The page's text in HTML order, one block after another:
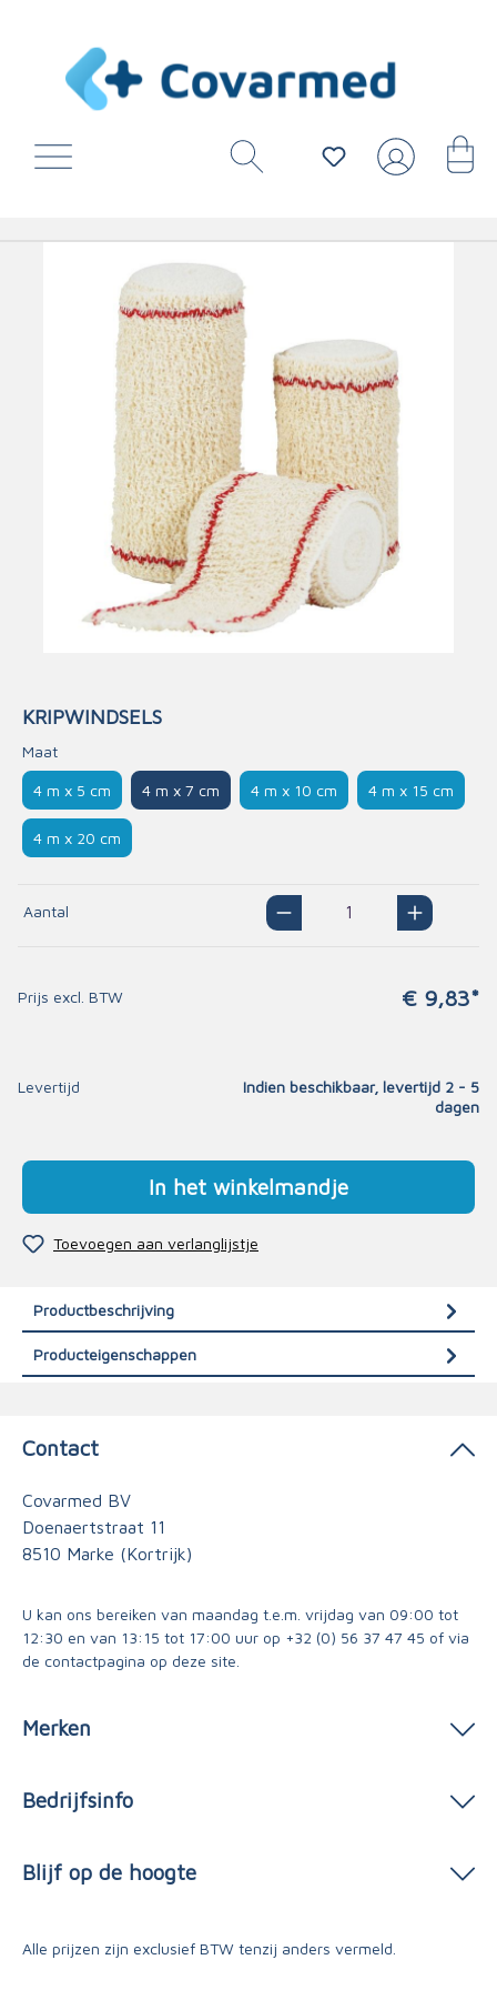
KRIPWINDSELS
Maat
4 m x 5 cm 4 m x 7 cm 4 m x 10 cm 4 m x 15 cm
4 m x 20 cm
Aantal
Prijs excl. BTW € 9,83*
Levertijd
Indien beschikbaar, levertijd 2 - 5
dagen
In het winkelmandje
Toevoegen aan verlanglijstje
Productbeschrijving
Producteigenschappen
Contact
Covarmed BV
Doenaertstraat 11
8510 Marke (Kortrijk)
U kan ons bereiken van maandag t.e.m. vrijdag van 09:00 tot
12:30 en van 13:15 tot 17:00 uur op +32 (0) 56 37 47 45 of via
de contactpagina op deze site.
Merken
Bedrijfsinfo
Blijf op de hoogte
Alle prijzen zijn exclusief BTW tenzij anders vermeld.